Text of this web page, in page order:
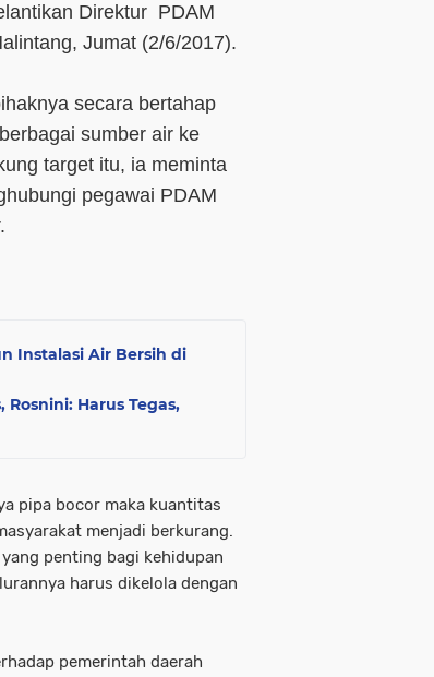
Direktur PDAM
Jumat (2/6/2017).
secara bertahap
sumber air ke
target itu, ia meminta
pegawai PDAM
Instalasi Air Bersih di
Harus Tegas,
pipa bocor maka kuantitas
menjadi berkurang.
penting bagi kehidupan
harus dikelola dengan
pemerintah daerah